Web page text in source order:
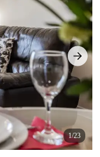
1/23